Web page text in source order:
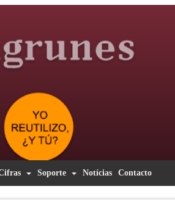
Soporte Notícias Contacto